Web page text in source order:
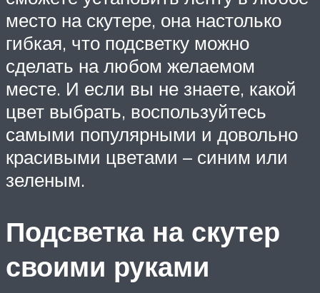
место на скутере, она настолько
гибкая, что подсветку можно
сделать на любом желаемом
месте. И если вы не знаете, какой
цвет выбрать, воспользуйтесь
самыми популярными и довольно
красивыми цветами – синим или
зеленым.
Подсветка на скутер
своими руками